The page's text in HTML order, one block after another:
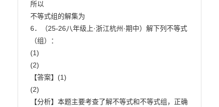
所以
不等式组的解集为
6．（25-26八年级上·浙江杭州·期中）解下列不等式
（组）：
(1)
(2)
【答案】(1)
(2)
【分析】本题主要考查了解不等式和不等式组，正确